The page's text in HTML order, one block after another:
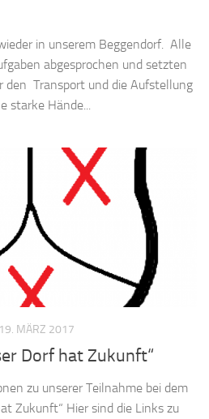
in unserem Beggendorf. Alle
abgesprochen und setzten
den Transport und die Aufstellung
Hände...
19. MÄRZ 2017
Dorf hat Zukunft“
zu unserer Teilnahme bei dem
Zukunft“ Hier sind die Links zu